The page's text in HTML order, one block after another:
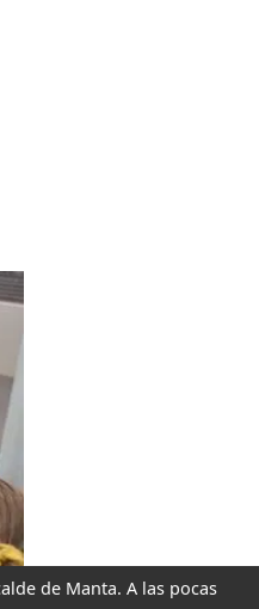
de Manta. A las pocas